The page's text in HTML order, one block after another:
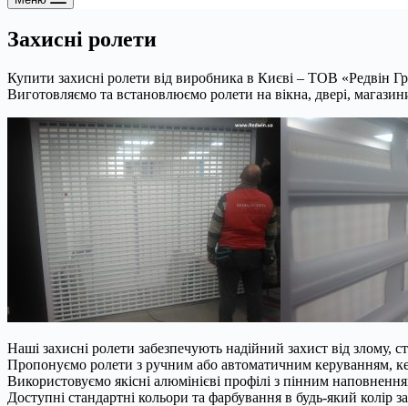
Захисні ролети
Купити захисні ролети від виробника в Києві – ТОВ «Редвін
Виготовляємо та встановлюємо ролети на вікна, двері,
Наші захисні ролети забезпечують надійний захист від
Пропонуємо ролети з ручним або автоматичним керуванням,
Використовуємо якісні алюмінієві профілі з пінним
Доступні стандартні кольори та фарбування в будь-який